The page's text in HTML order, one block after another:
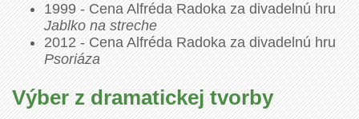
1999 - Cena Alfréda Radoka za divadelnú hru
Jablko na streche
2012 - Cena Alfréda Radoka za divadelnú hru
Psoriáza
Výber z dramatickej tvorby